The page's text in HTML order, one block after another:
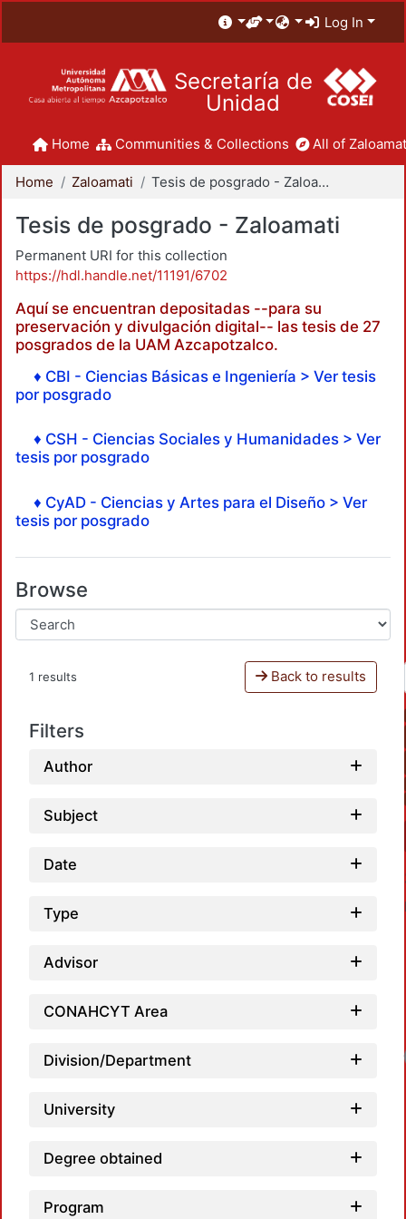
Log In
Secretaría de
Unidad
Home Communities & Collections All of
Home Zaloamati Tesis de posgrado - Zaloamati
Tesis de posgrado - Zaloamati
Permanent URI for this collection
https://hdl.handle.net/11191/6702
Aquí se encuentran depositadas --para su
preservación y divulgación digital-- las tesis de 27
posgrados de la UAM Azcapotzalco.
♦ CBI - Ciencias Básicas e Ingeniería > Ver tesis
por posgrado
♦ CSH - Ciencias Sociales y Humanidades > Ver
tesis por posgrado
♦ CyAD - Ciencias y Artes para el Diseño > Ver
tesis por posgrado
Browse
1 results Back to results
Filters
Author
Subject
Date
Type
Advisor
CONAHCYT Area
Division/Department
University
Degree obtained
Program